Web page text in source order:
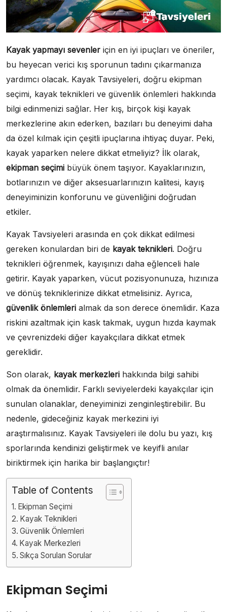
Kayak yapmayı sevenler için en iyi ipuçları ve öneriler,
bu heyecan verici kış sporunun tadını çıkarmanıza
yardımcı olacak. Kayak Tavsiyeleri, doğru ekipman
seçimi, kayak teknikleri ve güvenlik önlemleri hakkında
bilgi edinmenizi sağlar. Her kış, birçok kişi kayak
merkezlerine akın ederken, bazıları bu deneyimi daha
da özel kılmak için çeşitli ipuçlarına ihtiyaç duyar. Peki,
kayak yaparken nelere dikkat etmeliyiz? İlk olarak,
ekipman seçimi büyük önem taşıyor. Kayaklarınızın,
botlarınızın ve diğer aksesuarlarınızın kalitesi, kayış
deneyiminizin konforunu ve güvenliğini doğrudan
etkiler.
Kayak Tavsiyeleri arasında en çok dikkat edilmesi
gereken konulardan biri de kayak teknikleri. Doğru
teknikleri öğrenmek, kayışınızı daha eğlenceli hale
getirir. Kayak yaparken, vücut pozisyonunuza, hızınıza
ve dönüş tekniklerinize dikkat etmelisiniz. Ayrıca,
güvenlik önlemleri almak da son derece önemlidir. Kaza
riskini azaltmak için kask takmak, uygun hızda kaymak
ve çevrenizdeki diğer kayakçılara dikkat etmek
gereklidir.
Son olarak, kayak merkezleri hakkında bilgi sahibi
olmak da önemlidir. Farklı seviyelerdeki kayakçılar için
sunulan olanaklar, deneyiminizi zenginleştirebilir. Bu
nedenle, gideceğiniz kayak merkezini iyi
araştırmalısınız. Kayak Tavsiyeleri ile dolu bu yazı, kış
sporlarında kendinizi geliştirmek ve keyifli anılar
biriktirmek için harika bir başlangıçtır!
Table of Contents
Ekipman Seçimi
Kayak Teknikleri
Güvenlik Önlemleri
Kayak Merkezleri
Sıkça Sorulan Sorular
Ekipman Seçimi